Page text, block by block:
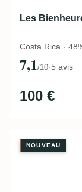
Les
Costa Rica ·
7,1/10·5 avis
100 €
Trois
NOUVEAU